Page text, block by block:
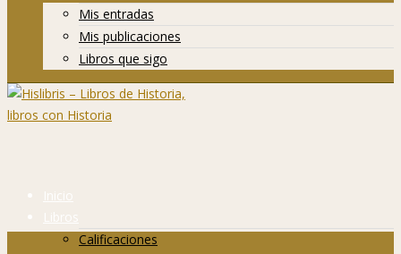
Mis entradas
Mis publicaciones
Libros que sigo
Inicio
Libros
Calificaciones